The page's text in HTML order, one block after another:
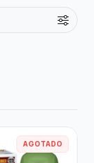
AGOTADO